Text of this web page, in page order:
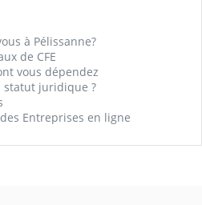
à Pélissanne?
de CFE
vous dépendez
statut juridique ?
Entreprises en ligne